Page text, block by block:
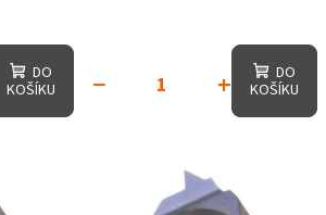
DO
KOŠÍKU
+
−
DO
KOŠÍKU